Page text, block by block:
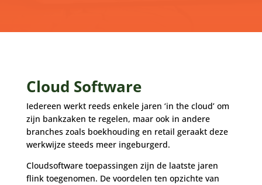
Cloud Software
Iedereen werkt reeds enkele jaren ‘in the cloud’ om
zijn bankzaken te regelen, maar ook in andere
branches zoals boekhouding en retail geraakt deze
werkwijze steeds meer ingeburgerd.
Cloudsoftware toepassingen zijn de laatste jaren
flink toegenomen. De voordelen ten opzichte van